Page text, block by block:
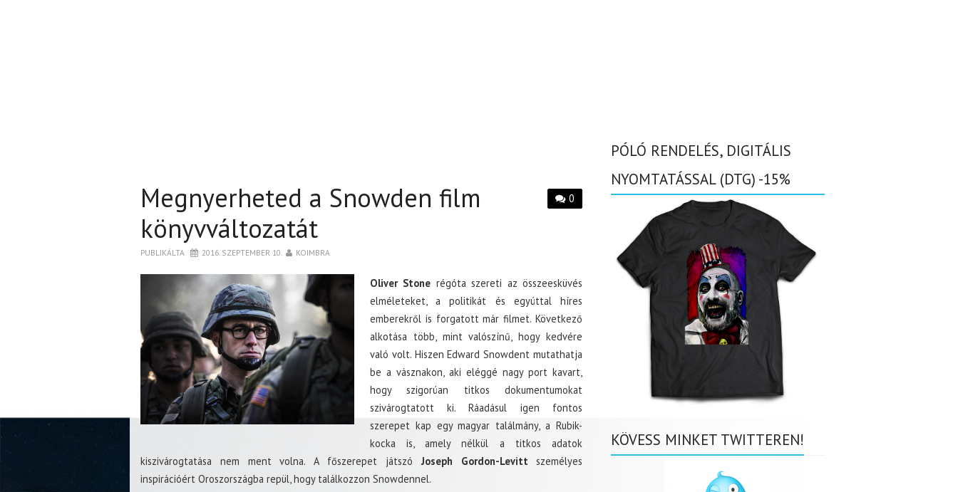
0
Megnyerheted a Snowden film
könyvváltozatát
PUBLIKÁLTA 2016. SZEPTEMBER 10. KOIMBRA
Oliver Stone régóta szereti az összeesküvés
elméleteket, a politikát és egyúttal híres
emberekről is forgatott már filmet. Következő
alkotása több, mint valószínű, hogy kedvére
való volt. Hiszen Edward Snowdent mutathatja
be a vásznakon, aki eléggé nagy port kavart,
hogy szigorúan titkos dokumentumokat
szivárogtatott ki. Ráadásul igen fontos
szerepet kap egy magyar találmány, a Rubik-
kocka is, amely nélkül a titkos adatok
kiszivárogtatása nem ment volna. A főszerepet játszó Joseph Gordon-Levitt személyes
inspirációért Oroszországba repül, hogy találkozzon Snowdennel.
PÓLÓ RENDELÉS, DIGITÁLIS
NYOMTATÁSSAL (DTG) -15%
KÖVESS MINKET TWITTEREN!